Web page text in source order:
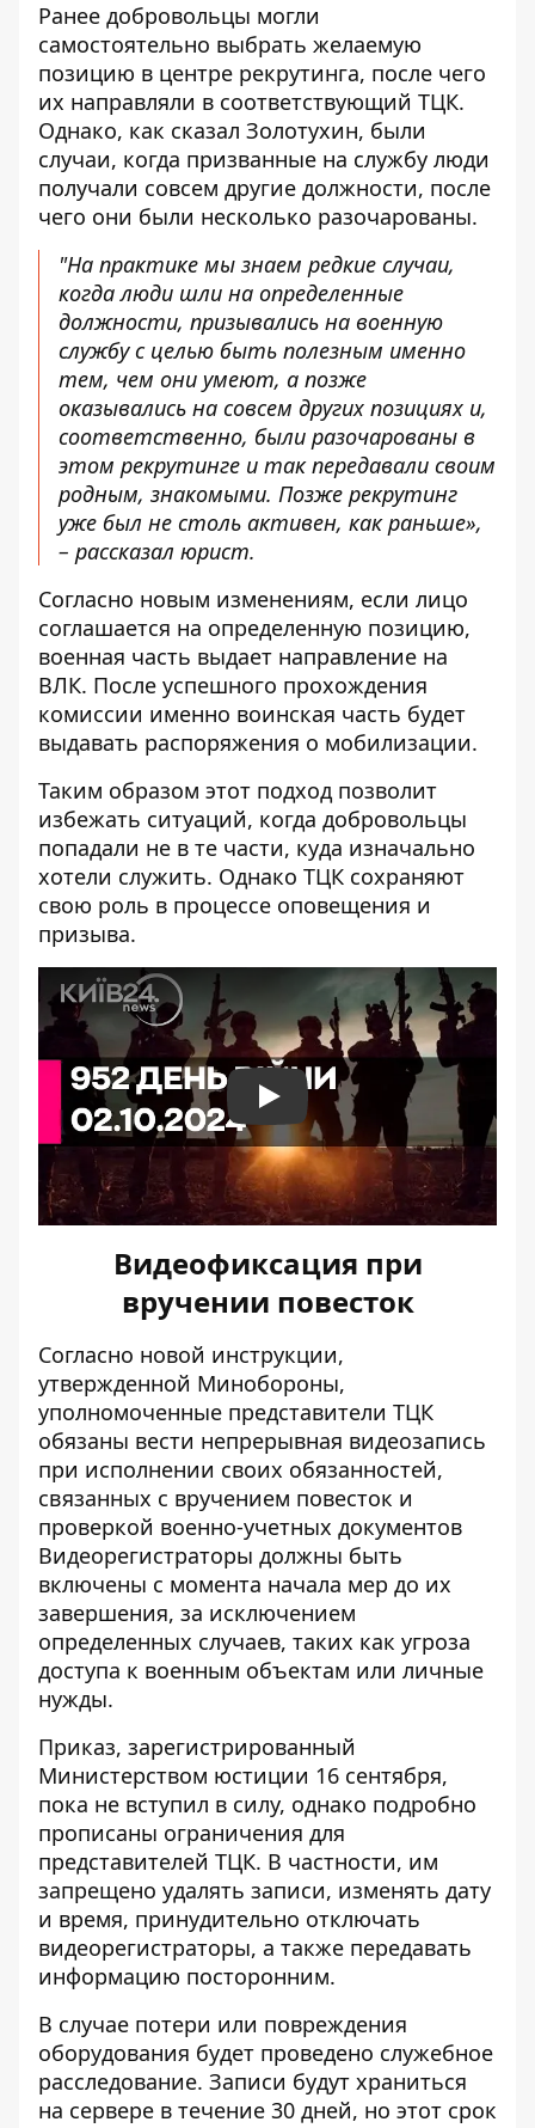
Ранее добровольцы могли
самостоятельно выбрать желаемую
позицию в центре рекрутинга, после чего
их направляли в соответствующий ТЦК.
Однако, как сказал Золотухин, были
случаи, когда призванные на службу люди
получали совсем другие должности, после
чего они были несколько разочарованы.
"На практике мы знаем редкие случаи,
когда люди шли на определенные
должности, призывались на военную
службу с целью быть полезным именно
тем, чем они умеют, а позже
оказывались на совсем других позициях и,
соответственно, были разочарованы в
этом рекрутинге и так передавали своим
родным, знакомыми. Позже рекрутинг
уже был не столь активен, как раньше»,
– рассказал юрист.
Согласно новым изменениям, если лицо
соглашается на определенную позицию,
военная часть выдает направление на
ВЛК. После успешного прохождения
комиссии именно воинская часть будет
выдавать распоряжения о мобилизации.
Таким образом этот подход позволит
избежать ситуаций, когда добровольцы
попадали не в те части, куда изначально
хотели служить. Однако ТЦК сохраняют
свою роль в процессе оповещения и
призыва.
Play
Видеофиксация при
вручении повесток
Согласно новой инструкции,
утвержденной Минобороны,
уполномоченные представители ТЦК
обязаны вести непрерывная видеозапись
при исполнении своих обязанностей,
связанных с вручением повесток и
проверкой военно-учетных документов
Видеорегистраторы должны быть
включены с момента начала мер до их
завершения, за исключением
определенных случаев, таких как угроза
доступа к военным объектам или личные
нужды.
Приказ, зарегистрированный
Министерством юстиции 16 сентября,
пока не вступил в силу, однако подробно
прописаны ограничения для
представителей ТЦК. В частности, им
запрещено удалять записи, изменять дату
и время, принудительно отключать
видеорегистраторы, а также передавать
информацию посторонним.
В случае потери или повреждения
оборудования будет проведено служебное
расследование. Записи будут храниться
на сервере в течение 30 дней, но этот срок